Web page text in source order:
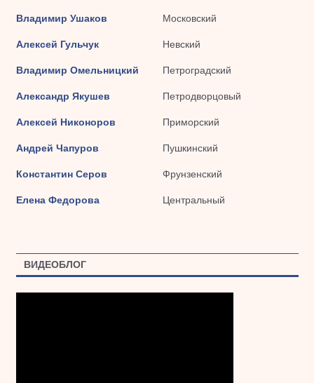
Владимир Ушаков Московский
Алексей Гульчук Невский
Владимир Омельницкий Петроградский
Александр Якушев Петродворцовый
Алексей Никоноров Приморский
Андрей Чапуров Пушкинский
Константин Серов Фрунзенский
Елена Федорова Центральный
ВИДЕОБЛОГ